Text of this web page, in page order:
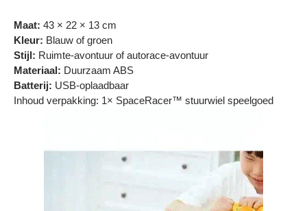
Maat: 43 × 22 × 13 cm
Kleur: Blauw of groen
Stijl: Ruimte-avontuur of autorace-avontuur
Materiaal: Duurzaam ABS
Batterij: USB-oplaadbaar
Inhoud verpakking: 1× SpaceRacer™ stuurwiel speelgoed